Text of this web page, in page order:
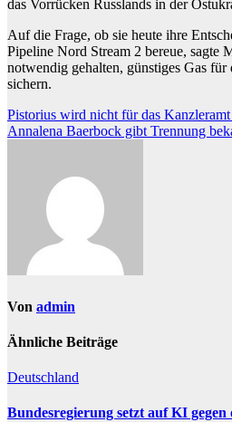
das Vorrücken Russlands in der
Auf die Frage, ob sie heute ihre
Pipeline Nord Stream 2 bereue, sagte
notwendig gehalten, günstiges Gas für
sichern.
Beitragsnavigation
Pistorius wird nicht für das
Annalena Baerbock gibt Trennung
Von admin
Ähnliche Beiträge
Deutschland
Bundesregierung setzt auf KI